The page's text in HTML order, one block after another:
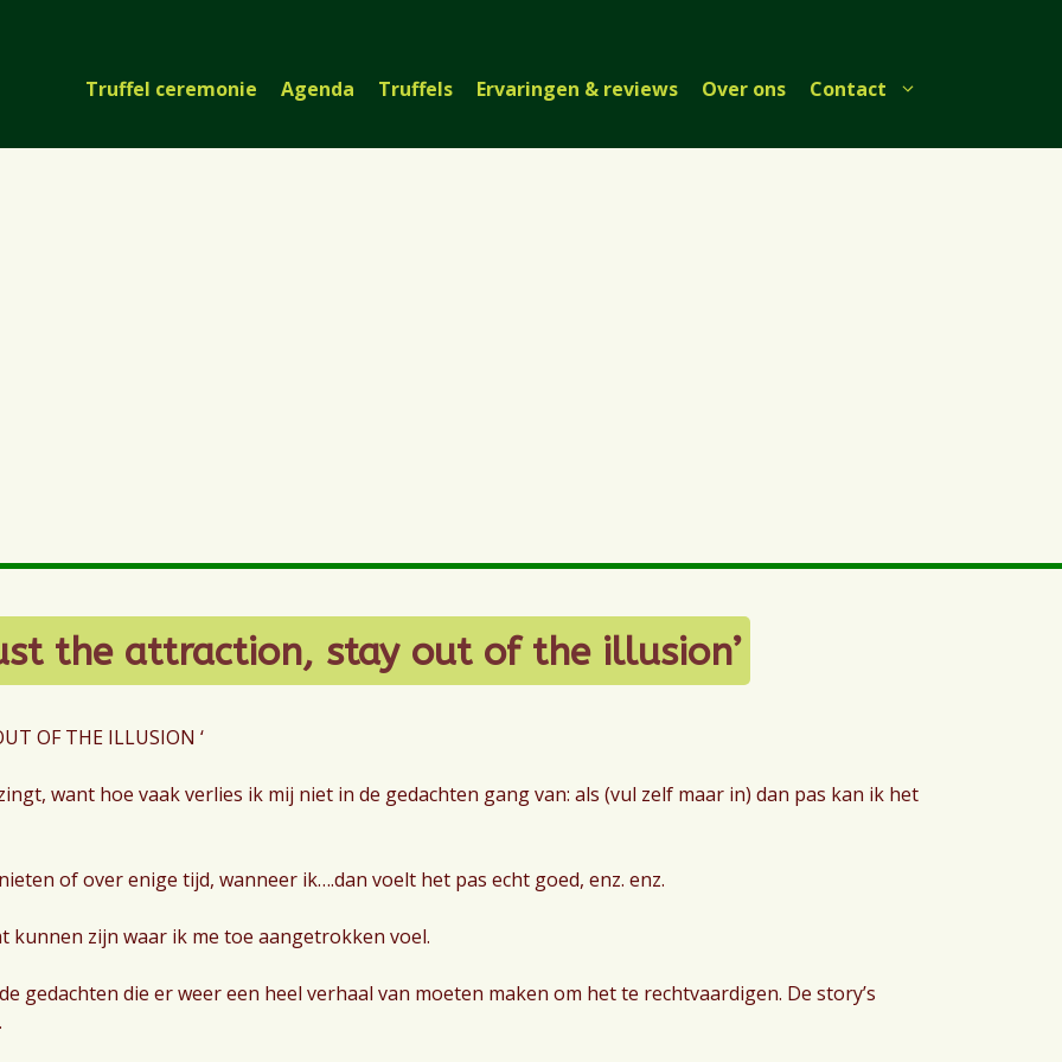
Truffel ceremonie Agenda Truffels Ervaringen & reviews Over ons Contact
the attraction, stay out of the illusion’
OF THE ILLUSION ‘
want hoe vaak verlies ik mij niet in de gedachten gang van: als (vul zelf maar in) dan pas kan ik het
of over enige tijd, wanneer ik….dan voelt het pas echt goed, enz. enz.
kunnen zijn waar ik me toe aangetrokken voel.
gedachten die er weer een heel verhaal van moeten maken om het te rechtvaardigen. De story’s